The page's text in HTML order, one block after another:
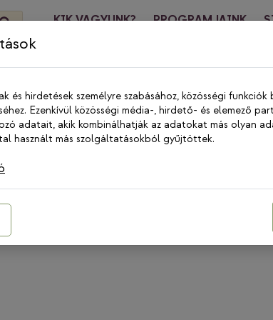
KIK VAGYUNK? PROGRAMJAINK
és hirdetések személyre szabásához, közösségi
Ezenkívül közösségi média-, hirdető- és elemező
adatait, akik kombinálhatják az adatokat más olyan
használt más szolgáltatásokból gyűjtöttek.